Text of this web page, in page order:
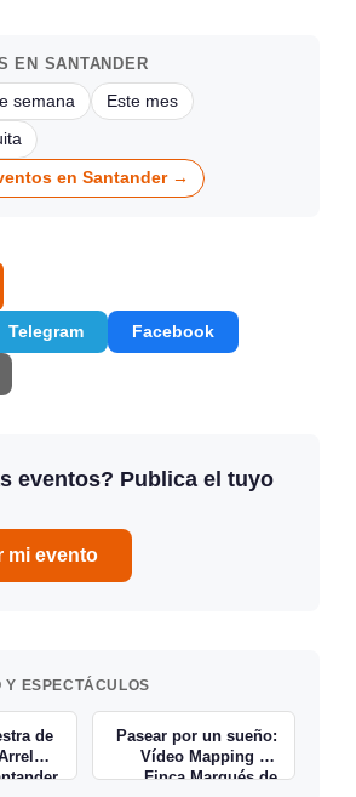
EN SANTANDER
semana Este mes
en Santander →
Telegram Facebook
eventos? Publica el tuyo
mi evento
Y ESPECTÁCULOS
de
Pasear por un sueño:
Vídeo Mapping en
Finca Marqués de